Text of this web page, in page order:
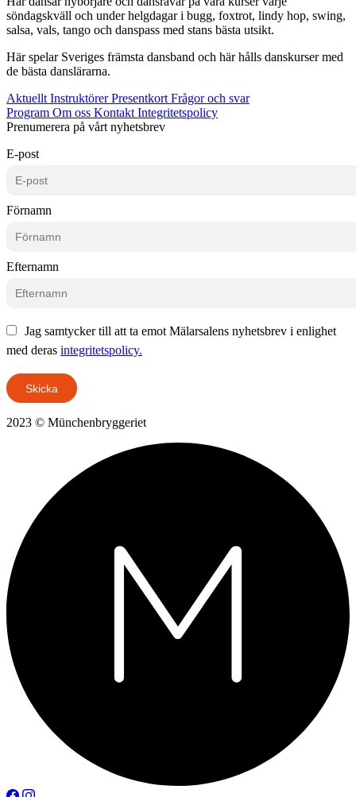
söndagskväll och under helgdagar i bugg, foxtrot, lindy hop, swing,
salsa, vals, tango och danspass med stans bästa utsikt.
Här spelar Sveriges främsta dansband och här hålls danskurser med
de bästa danslärarna.
Aktuellt InstruktörerPresentkort Frågor och svar
Program Om oss Kontakt Integritetspolicy
Prenumerera på vårt nyhetsbrev
E-post
Förnamn
Efternamn
Jag samtycker till att ta emot Mälarsalens nyhetsbrev i enlighet
med deras integritetspolicy.
Skicka
2023 © Münchenbryggeriet